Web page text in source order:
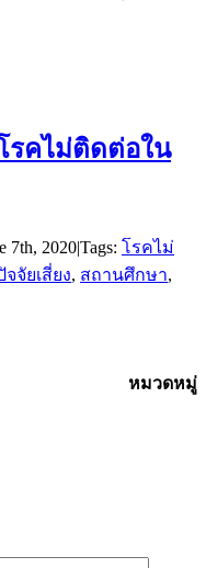
รคไม่ติดต่อใน
7th, 2020Tags: โรคไม่
จัยเสี่ยง, สถานศึกษา,
หมวดหมู่